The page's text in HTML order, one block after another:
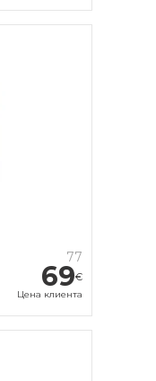
77
69€
Цена клиента